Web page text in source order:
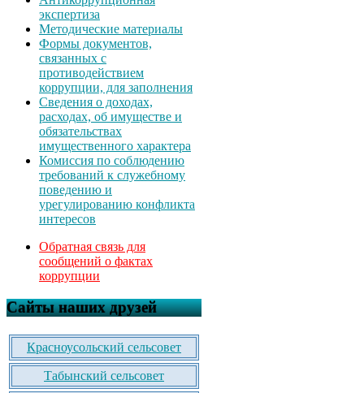
экспертиза
Методические материалы
Формы документов,
связанных с
противодействием
коррупции, для заполнения
Сведения о доходах,
расходах, об имуществе и
обязательствах
имущественного характера
Комиссия по соблюдению
требований к служебному
поведению и
урегулированию конфликта
интересов
Обратная связь для
сообщений о фактах
коррупции
Сайты наших друзей
Красноусольский сельсовет
Табынский сельсовет